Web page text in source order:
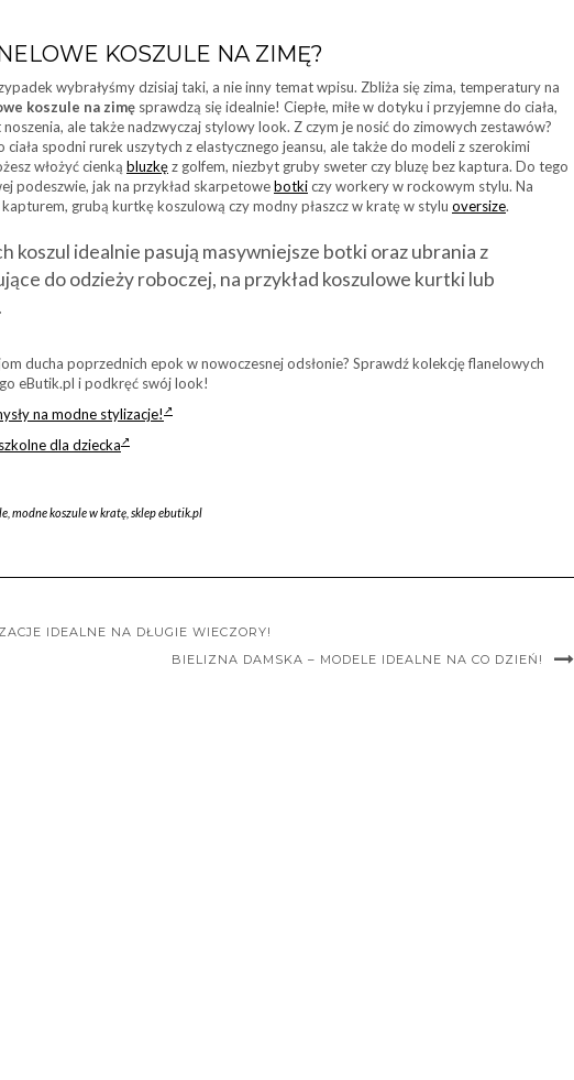
KOSZULE NA ZIMĘ?
wybrałyśmy dzisiaj taki, a nie inny temat wpisu. Zbliża się zima, temperatury na
koszule na zimę sprawdzą się idealnie! Ciepłe, miłe w dotyku i przyjemne do ciała,
ale także nadzwyczaj stylowy look. Z czym je nosić do zimowych zestawów?
spodni rurek uszytych z elastycznego jeansu, ale także do modeli z szerokimi
włożyć cienką bluzkęz golfem, niezbyt gruby sweter czy bluzę bez kaptura. Do tego
podeszwie, jak na przykład skarpetowebotkiczy workery w rockowym stylu. Na
grubą kurtkę koszulową czy modny płaszcz w kratę w stylu oversize.
koszul idealnie pasują masywniejsze botki oraz ubrania z
do odzieży roboczej, na przykład koszulowe kurtki lub
ducha poprzednich epok w nowoczesnej odsłonie? Sprawdź kolekcję flanelowych
eButik.pl i podkręć swój look!
na modne stylizacje!
dla dziecka
, modne koszule w kratę, sklep ebutik.pl
IDEALNE NA DŁUGIE WIECZORY!
BIELIZNA DAMSKA – MODELE IDEALNE NA CO DZIEŃ!